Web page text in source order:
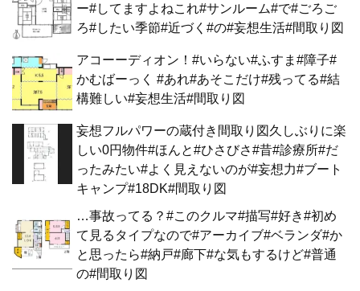
ー#してますよねこれ#サンルーム#で#ごろご
ろ#したい季節#近づく#の#妄想生活#間取り図
アコーーディオン！#いらない#ふすま#障子#
かむばーっく #あれ#あそこだけ#残ってる#結
構難しい#妄想生活#間取り図
妄想フルパワーの蔵付き間取り図久しぶりに楽
しい0円物件#ほんと#ひさびさ#昔#診療所#だ
ったみたい#よく見えないのが#妄想力#ブート
キャンプ#18DK#間取り図
…事故ってる？#このクルマ#描写#好き#初め
て見るタイプなので#アーカイブ#ベランダ#か
と思ったら#納戸#廊下#な気もするけど#普通
の#間取り図